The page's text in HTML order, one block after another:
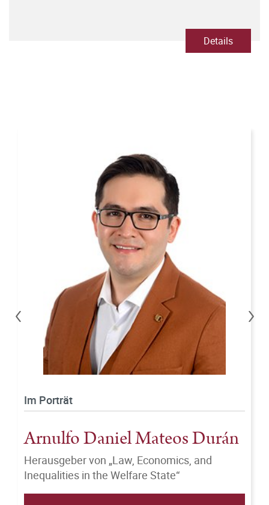
Details
Im Porträt
Arnulfo Daniel Mateos Durán
Herausgeber von „Law, Economics, and
Inequalities in the Welfare State“
Vorheriges